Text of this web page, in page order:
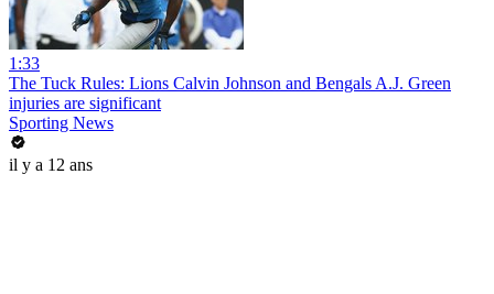
1:33
The Tuck Rules: Lions Calvin Johnson and Bengals A.J. Green
injuries are significant
Sporting News
il y a 12 ans